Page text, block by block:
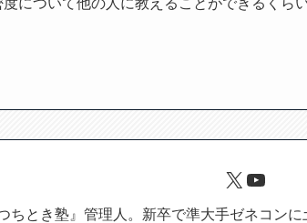
X
つちとき塾』管理人。新卒で準大手ゼネコン